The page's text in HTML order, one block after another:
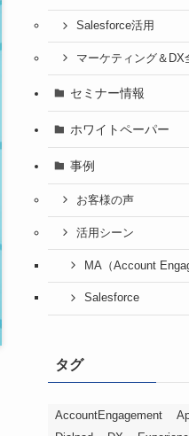
Salesforce活用
マーケティング＆DX
セミナー情報
ホワイトペーパー
事例
お客様の声
活用シーン
MA（Account
Salesforce
タグ
AccountEngagement